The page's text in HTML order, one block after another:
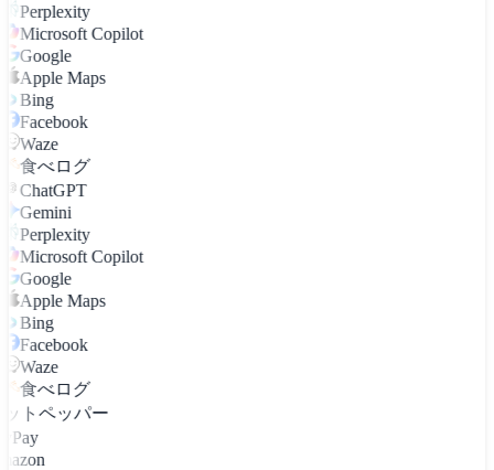
Perplexity
Microsoft Copilot
Google
Apple Maps
Bing
Facebook
Waze
食べログ
ChatGPT
Gemini
Perplexity
Microsoft Copilot
Google
Apple Maps
Bing
Facebook
Waze
食べログ
ットペッパー